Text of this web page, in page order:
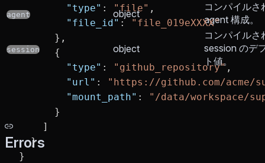
        "type"
: "file" ,
        "file_id"
:
"file_019eXXXX"
      },
      {
        "type"
: "github_repository" ,
        "url"
:
"https://github.com/acme/
        "mount_path"
:
"/data/workspace/
      }
    ]
  }
}
agent object
コンパイルさ
agent 構成。
session object
コンパイルさ
session のデ
ト値。
Errors